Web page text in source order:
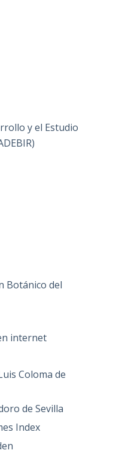
y el Estudio
Botánico del
internet
Coloma de
de Sevilla
Index